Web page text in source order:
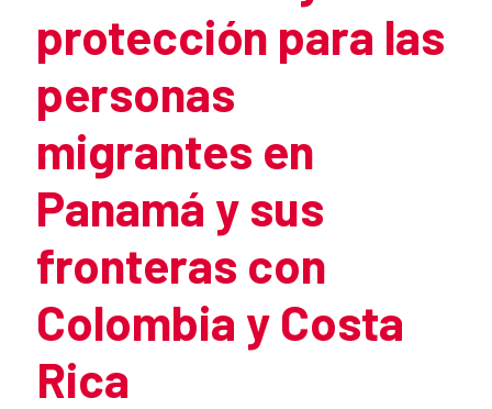
protección para las
personas
migrantes en
Panamá y sus
fronteras con
Colombia y Costa
Rica